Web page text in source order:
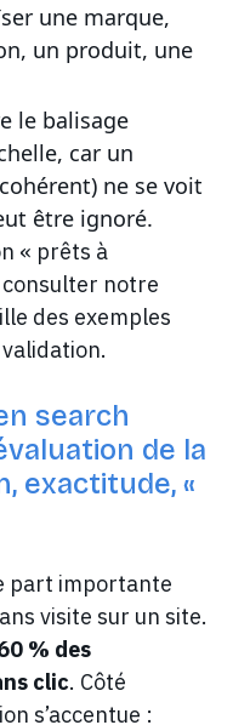
une marque,
un produit, une
le balisage
car un
ne se voit
être ignoré.
« prêts à
consulter notre
des exemples
search
de la
exactitude, «
part importante
visite sur un site.
% des
clic. Côté
s’accentue :